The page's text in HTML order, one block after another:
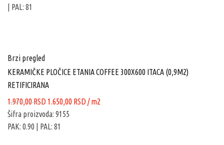
| PAL: 81
Brzi pregled
KERAMIČKE PLOČICE ETANIA COFFEE 300X600 ITACA (0,9M2)
RETIFICIRANA
1.970,00RSD Originalna
cena
je
1.650,00 RSDTrenutna
/ m2
Šifra proizvoda: 9155
PAK: 0.90 | PAL: 81